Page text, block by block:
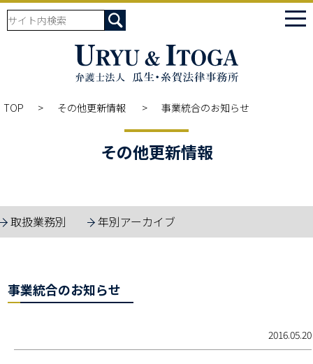
TOP その他更新情報 事業統合のお知らせ
その他更新情報
取扱業務別 年別アーカイブ
事業統合のお知らせ
2016.05.20